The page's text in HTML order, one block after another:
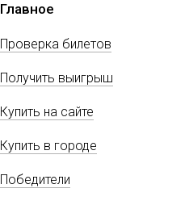
Главное
Проверка билетов
Получить выигрыш
Купить на сайте
Купить в городе
Победители